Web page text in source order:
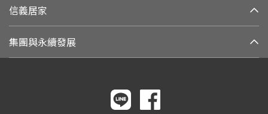
信義居家
集團與永續發展